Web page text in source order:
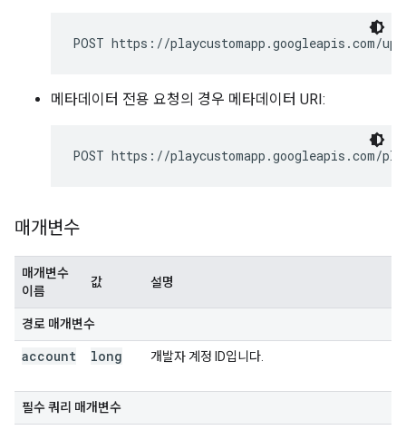
POST https://playcustomapp.googleapis.com/
메타데이터 전용 요청의 경우 메타데이터 URI:
POST https://playcustomapp.googleapis.com/
매개변수
매개변수
이름
값 설명
경로 매개변수
account long 개발자 계정 ID입니다.
필수 쿼리 매개변수